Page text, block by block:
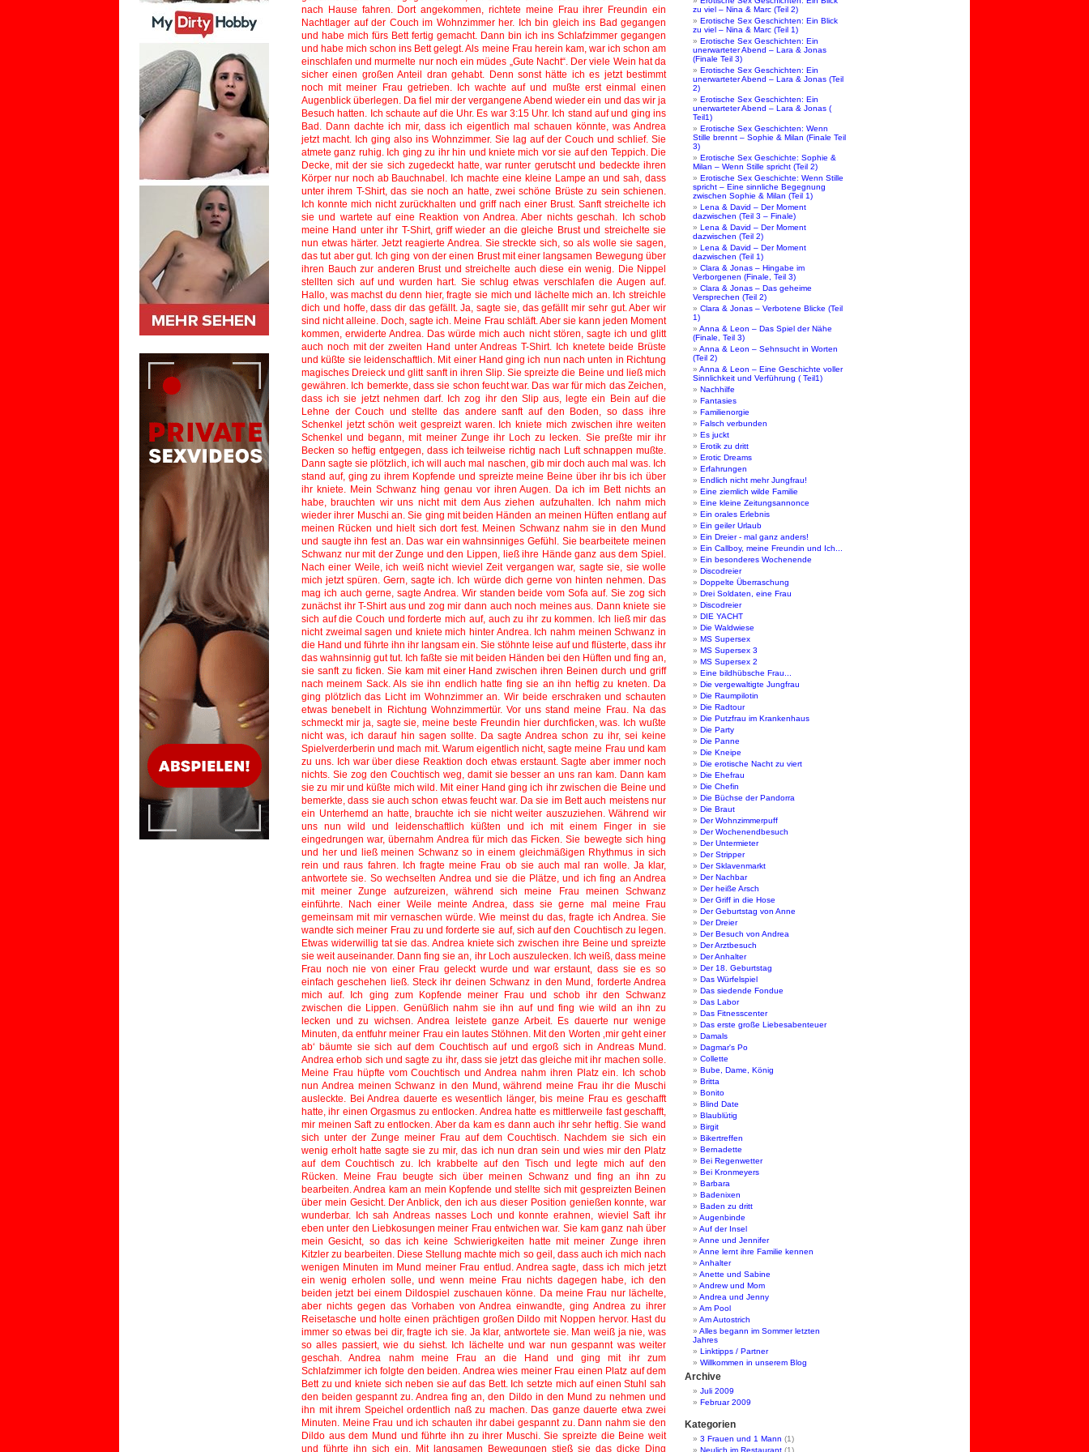
zu viel – Nina & Marc (Teil 2)
Erotische Sex Geschichten: Ein Blick
zu viel – Nina & Marc (Teil 1)
Erotische Sex Geschichten: Ein
unerwarteter Abend – Lara & Jonas
(Finale Teil 3)
Erotische Sex Geschichten: Ein
unerwarteter Abend – Lara & Jonas (Teil
2)
Erotische Sex Geschichten: Ein
unerwarteter Abend – Lara & Jonas (
Teil1)
Erotische Sex Geschichten: Wenn
Stille brennt – Sophie & Milan (Finale Teil
3)
Erotische Sex Geschichte: Sophie &
Milan – Wenn Stille spricht (Teil 2)
Erotische Sex Geschichte: Wenn Stille
spricht – Eine sinnliche Begegnung
zwischen Sophie & Milan (Teil 1)
Lena & David – Der Moment
dazwischen (Teil 3 – Finale)
Lena & David – Der Moment
dazwischen (Teil 2)
Lena & David – Der Moment
dazwischen (Teil 1)
Clara & Jonas – Hingabe im
Verborgenen (Finale, Teil 3)
Clara & Jonas – Das geheime
Versprechen (Teil 2)
Clara & Jonas – Verbotene Blicke (Teil
1)
Anna & Leon – Das Spiel der Nähe
(Finale, Teil 3)
Anna & Leon – Sehnsucht in Worten
(Teil 2)
Anna & Leon – Eine Geschichte voller
Sinnlichkeit und Verführung ( Teil1)
Nachhilfe
Fantasies
Familienorgie
Falsch verbunden
Es juckt
Erotik zu dritt
Erotic Dreams
Erfahrungen
Endlich nicht mehr Jungfrau!
Eine ziemlich wilde Familie
Eine kleine Zeitungsannonce
Ein orales Erlebnis
Ein geiler Urlaub
Ein Dreier - mal ganz anders!
Ein Callboy, meine Freundin und Ich...
Ein besonderes Wochenende
Discodreier
Doppelte Überraschung
Drei Soldaten, eine Frau
Discodreier
DIE YACHT
Die Waldwiese
MS Supersex
MS Supersex 3
MS Supersex 2
Eine bildhübsche Frau...
Die vergewaltigte Jungfrau
Die Raumpilotin
Die Radtour
Die Putzfrau im Krankenhaus
Die Party
Die Panne
Die Kneipe
Die erotische Nacht zu viert
Die Ehefrau
Die Chefin
Die Büchse der Pandorra
Die Braut
Der Wohnzimmerpuff
Der Wochenendbesuch
Der Untermieter
Der Stripper
Der Sklavenmarkt
Der Nachbar
Der heiße Arsch
Der Griff in die Hose
Der Geburtstag von Anne
Der Dreier
Der Besuch von Andrea
Der Arztbesuch
Der Anhalter
Der 18. Geburtstag
Das Würfelspiel
Das siedende Fondue
Das Labor
Das Fitnesscenter
Das erste große Liebesabenteuer
Damals
Dagmar's Po
Collette
Bube, Dame, König
Britta
Bonito
Blind Date
Blaublütig
Birgit
Bikertreffen
Bernadette
Bei Regenwetter
Bei Kronmeyers
Barbara
Badenixen
Baden zu dritt
Augenbinde
Auf der Insel
Anne und Jennifer
Anne lernt ihre Familie kennen
Anhalter
Anette und Sabine
Andrew und Mom
Andrea und Jenny
Am Pool
Am Autostrich
Alles begann im Sommer letzten
Jahres
Linktipps / Partner
Willkommen in unserem Blog
Archive
Juli 2009
Februar 2009
Kategorien
3 Frauen und 1 Mann (1)
Neulich im Restaurant (1)